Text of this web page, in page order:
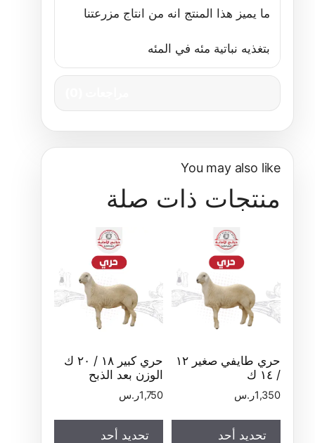
ما يميز هذا المنتج انه من انتاج مزرعتنا
بتغذيه نباتية مئه في المئه
You may also like
منتجات ذات صلة
حري طايفي صغير ١٢
/ ١٤ ك
1,350ر.س
تحديد أحد
حري كبير ١٨ / ٢٠ ك
الوزن بعد الذبح
1,750ر.س
تحديد أحد